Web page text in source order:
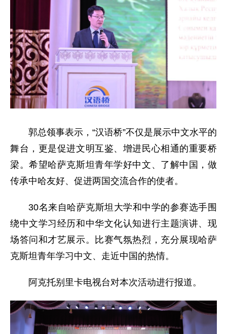
郭总领事表示，“汉语桥”不仅是展示中文水平的
舞台，更是促进文明互鉴、增进民心相通的重要桥
梁。希望哈萨克斯坦青年学好中文、了解中国，做
传承中哈友好、促进两国交流合作的使者。
30名来自哈萨克斯坦大学和中学的参赛选手围
绕中文学习经历和中华文化认知进行主题演讲、现
场答问和才艺展示。比赛气氛热烈，充分展现哈萨
克斯坦青年学习中文、走近中国的热情。
阿克托别里卡电视台对本次活动进行报道。